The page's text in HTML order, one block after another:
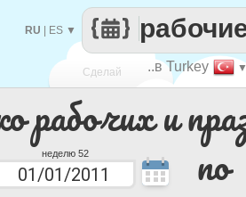
рабочих и
неделю 52 по
Сделай
каждый
..в Turkey ▼
RU ES ▼